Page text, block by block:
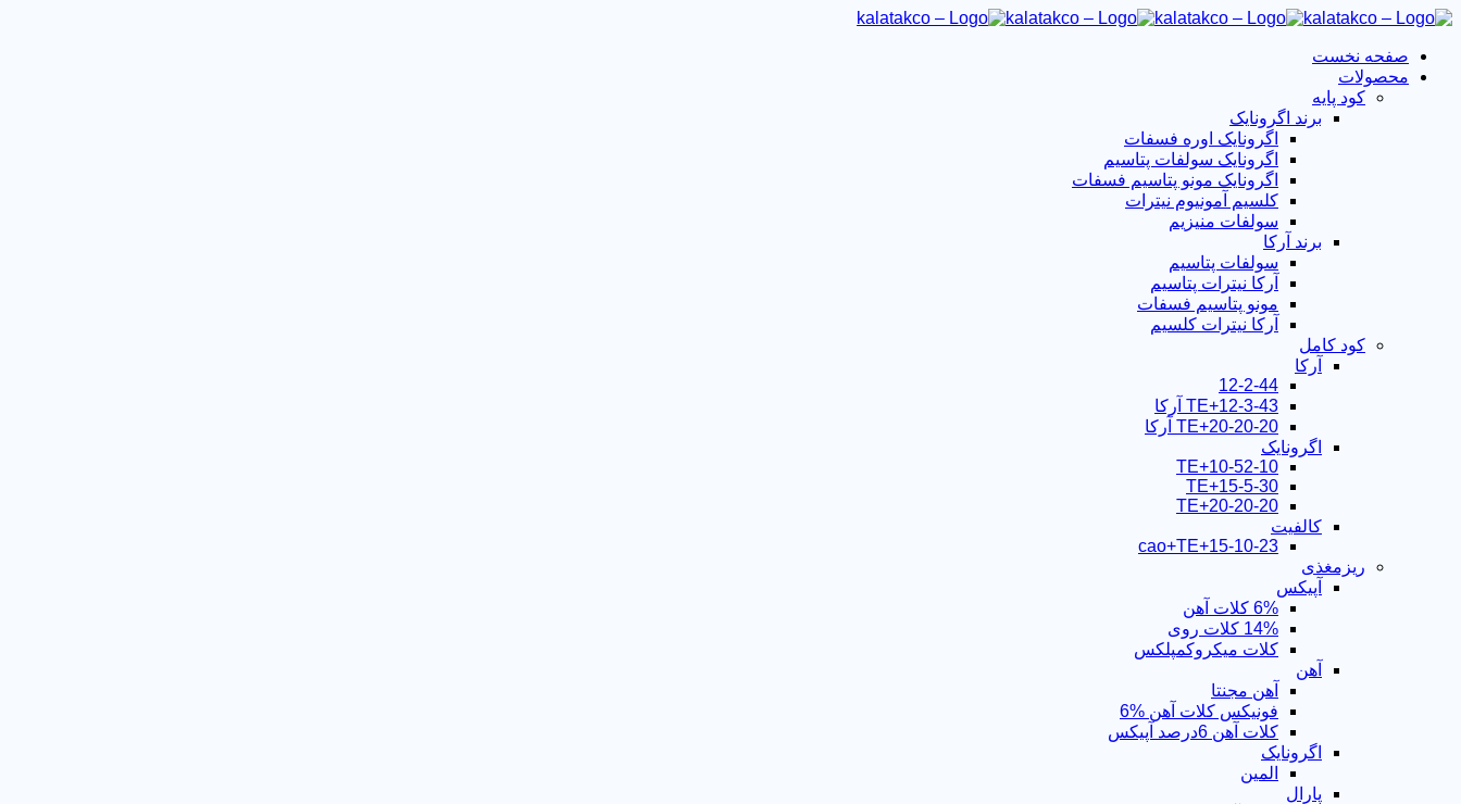
صفحه نخست
محصولات
کود پایه
برند اگرونایک
اگرونایک اوره فسفات
اگرونایک سولفات پتاسیم
اگرونایک مونو پتاسیم فسفات
کلسیم آمونیوم نیترات
سولفات منیزیم
برند آرکا
سولفات پتاسیم
آرکا نیترات پتاسیم
مونو پتاسیم فسفات
آرکا نیترات کلسیم
کود کامل
آرکا
12-2-44
12-3-43+TE آرکا
20-20-20+TE آرکا
اگرونایک
10-52-10+TE
15-5-30+TE
TE+20-20-20
کالفیت
15-10-23+cao+TE
ریزمغذی
آپیکس
6% کلات آهن
14% کلات روی
کلات میکروکمپلکس
آهن
آهن مجنتا
فونیکس کلات آهن %6
کلات آهن 6درصد آپیکس
اگرونایک
المین
پارال